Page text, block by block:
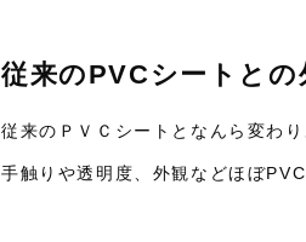
従来のPVCシートとの
従来のＰＶＣシートとなんら変わり
手触りや透明度、外観などほぼ